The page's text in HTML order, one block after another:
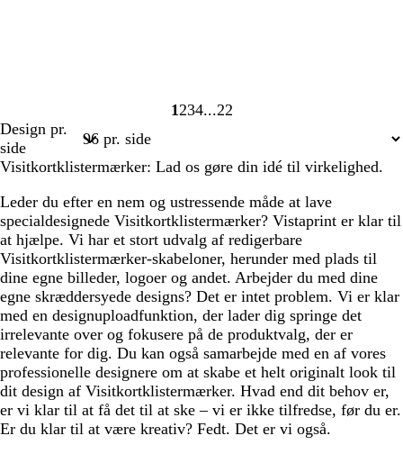
Side
1Side
2Side
3Side
4
Side
22
Design pr.
side
Visitkortklistermærker: Lad os gøre din idé til virkelighed.
Leder du efter en nem og ustressende måde at lave
specialdesignede Visitkortklistermærker? Vistaprint er klar til
at hjælpe. Vi har et stort udvalg af redigerbare
Visitkortklistermærker-skabeloner, herunder med plads til
dine egne billeder, logoer og andet. Arbejder du med dine
egne skræddersyede designs? Det er intet problem. Vi er klar
med en designuploadfunktion, der lader dig springe det
irrelevante over og fokusere på de produktvalg, der er
relevante for dig. Du kan også samarbejde med en af vores
professionelle designere om at skabe et helt originalt look til
dit design af Visitkortklistermærker. Hvad end dit behov er,
er vi klar til at få det til at ske – vi er ikke tilfredse, før du er.
Er du klar til at være kreativ? Fedt. Det er vi også.